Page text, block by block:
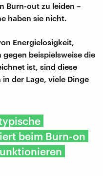
Burn-out zu leiden –
haben sie nicht.
Energielosigkeit,
beispielsweise die
ist, sind diese
der Lage, viele Dinge
beim Burn-on